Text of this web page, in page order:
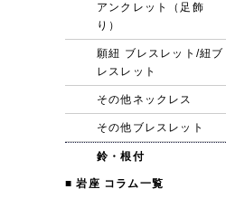
アンクレット（足飾
り）
願紐 ブレスレット/紐ブ
レスレット
その他ネックレス
その他ブレスレット
鈴・根付
■ 岩座 コラム一覧